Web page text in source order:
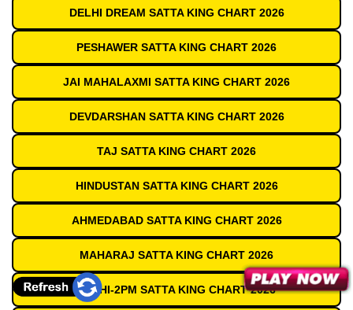
DELHI DREAM SATTA KING CHART 2026
PESHAWER SATTA KING CHART 2026
JAI MAHALAXMI SATTA KING CHART 2026
DEVDARSHAN SATTA KING CHART 2026
TAJ SATTA KING CHART 2026
HINDUSTAN SATTA KING CHART 2026
AHMEDABAD SATTA KING CHART 2026
MAHARAJ SATTA KING CHART 2026
DELHI-2PM SATTA KING CHART 2026